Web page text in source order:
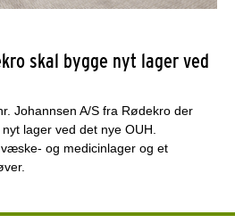
skal bygge nyt lager ved
Johannsen A/S fra Rødekro der
lager ved det nye OUH.
og medicinlager og et